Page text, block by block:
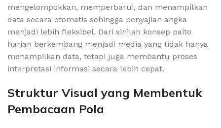
mengelompokkan, memperbarui, dan menampilkan
data secara otomatis sehingga penyajian angka
menjadi lebih fleksibel. Dari sinilah konsep paito
harian berkembang menjadi media yang tidak hanya
menampilkan data, tetapi juga membantu proses
interpretasi informasi secara lebih cepat.
Struktur Visual yang Membentuk
Pembacaan Pola